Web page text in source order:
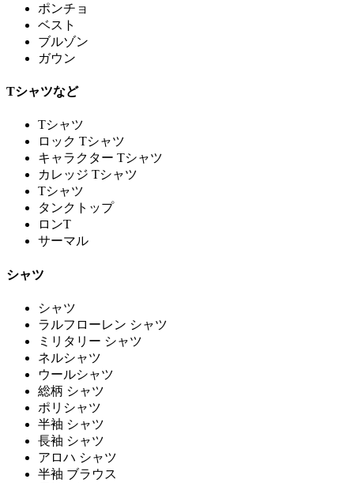
ポンチョ
ベスト
ブルゾン
ガウン
Tシャツなど
Tシャツ
ロック Tシャツ
キャラクター Tシャツ
カレッジ Tシャツ
Tシャツ
タンクトップ
ロンT
サーマル
シャツ
シャツ
ラルフローレン シャツ
ミリタリー シャツ
ネルシャツ
ウールシャツ
総柄 シャツ
ポリシャツ
半袖 シャツ
長袖 シャツ
アロハ シャツ
半袖 ブラウス